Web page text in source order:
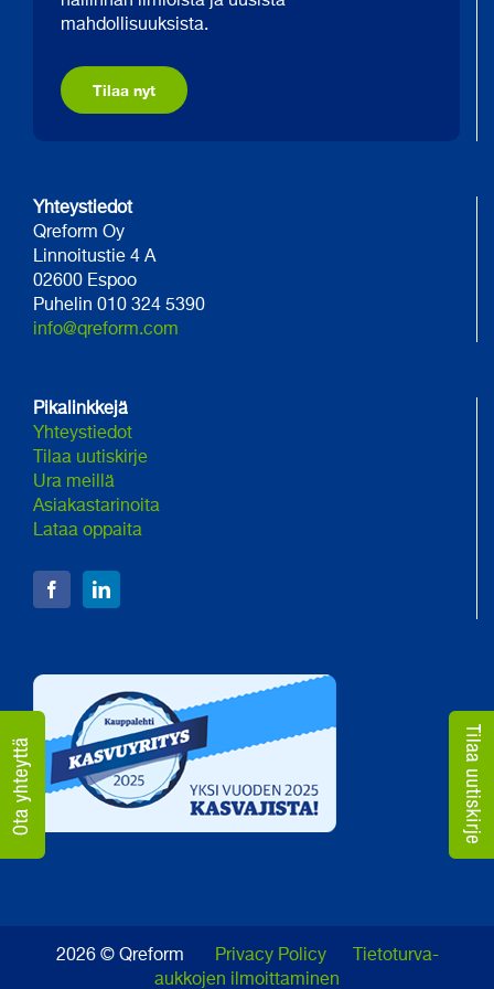
mahdollisuuksista.
Tilaa nyt
Yhteystiedot
Qreform Oy
Linnoitustie 4 A
02600 Espoo
Puhelin 010 324 5390
info@qreform.com
Pikalinkkejä
Yhteystiedot
Tilaa uutiskirje
Ura meillä
Asiakastarinoita
Lataa oppaita
2026 © Qreform Privacy Policy
Tietoturva-
aukkojen ilmoittaminen